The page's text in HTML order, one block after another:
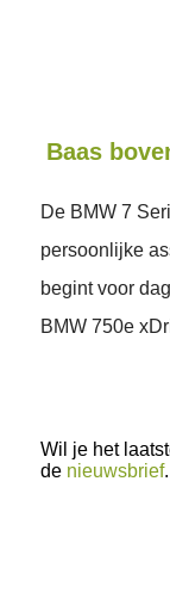
Baas
De BMW 7
persoonlijke
begint voor
BMW 750e
Wil je het
de nieuwsbrief.